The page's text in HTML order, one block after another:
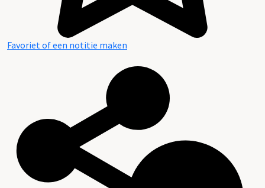
Favoriet of een notitie maken